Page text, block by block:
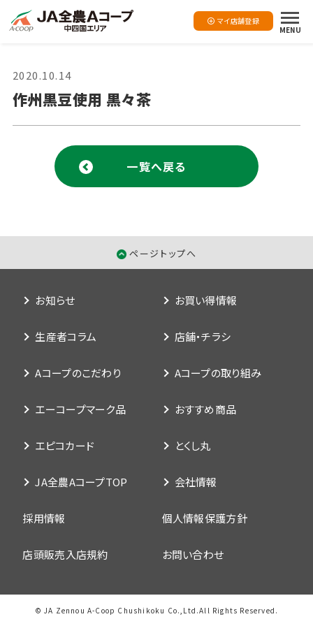
マイ店舗登録
MENU
2020.10.14
作州黒豆使用 黒々茶
一覧へ戻る
ページトップへ
お知らせ お買い得情報
生産者コラム 店舗・チラシ
Aコープのこだわり Aコープの取り組み
エーコープマーク品 おすすめ商品
エピコカード とくし丸
JA全農AコープTOP 会社情報
採用情報 個人情報保護方針
店頭販売入店規約 お問い合わせ
© JA Zennou A-Coop Chushikoku Co.,Ltd.All Rights Reserved.